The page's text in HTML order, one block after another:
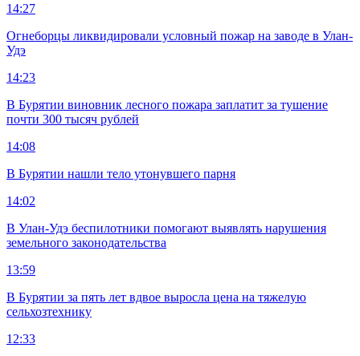
14:27
Огнеборцы ликвидировали условный пожар на заводе в Улан-
Удэ
14:23
В Бурятии виновник лесного пожара заплатит за тушение
почти 300 тысяч рублей
14:08
В Бурятии нашли тело утонувшего парня
14:02
В Улан-Удэ беспилотники помогают выявлять нарушения
земельного законодательства
13:59
В Бурятии за пять лет вдвое выросла цена на тяжелую
сельхозтехнику
12:33